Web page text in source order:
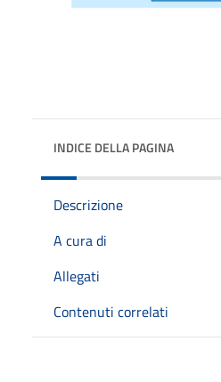
INDICE DELLA PAGINA
Descrizione
A cura di
Allegati
Contenuti correlati